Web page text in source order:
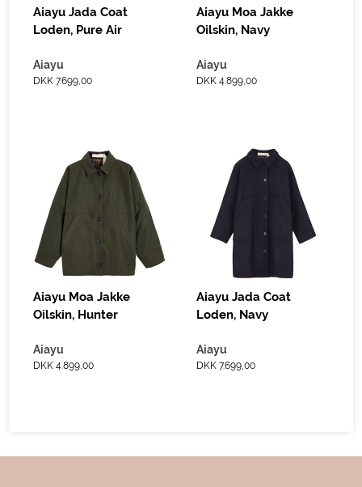
Aiayu Jada Coat
Loden, Pure Air
Aiayu
DKK 7.699,00
Aiayu Moa Jakke
Oilskin, Navy
Aiayu
DKK 4.899,00
Aiayu Moa Jakke
Oilskin, Hunter
Aiayu
DKK 4.899,00
Aiayu Jada Coat
Loden, Navy
Aiayu
DKK 7.699,00